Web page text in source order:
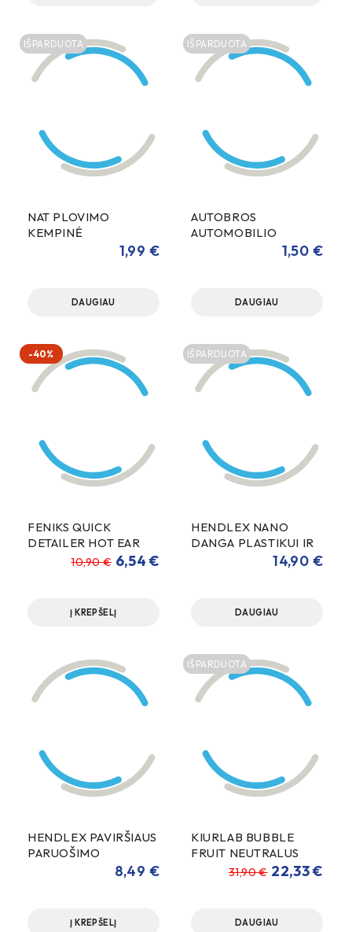
Sulfoninės rūgštys, C14-16-alkanų hidroksi ir C14-16-alkenai,
natrio druskos
IŠPARDUOTA
NAT PLOVIMO
KEMPINĖ
1,99 €
DAUGIAU
IŠPARDUOTA
AUTOBROS
AUTOMOBILIO
PLOVIMO KEMPINĖ
1,50 €
DAUGIAU
-40%
FENIKS QUICK
DETAILER HOT EAR
WAX 1000ml
10,90€ 6,54€
Į KREPŠELĮ
IŠPARDUOTA
HENDLEX NANO
DANGA PLASTIKUI IR
METALUI 50ml14,90 €
DAUGIAU
HENDLEX PAVIRŠIAUS
PARUOŠIMO
8,49 €
Į KREPŠELĮ
IŠPARDUOTA
KIURLAB BUBBLE
FRUIT NEUTRALUS
ŠAMPŪNAS 5000ml
31,90€ 22,33€
DAUGIAU